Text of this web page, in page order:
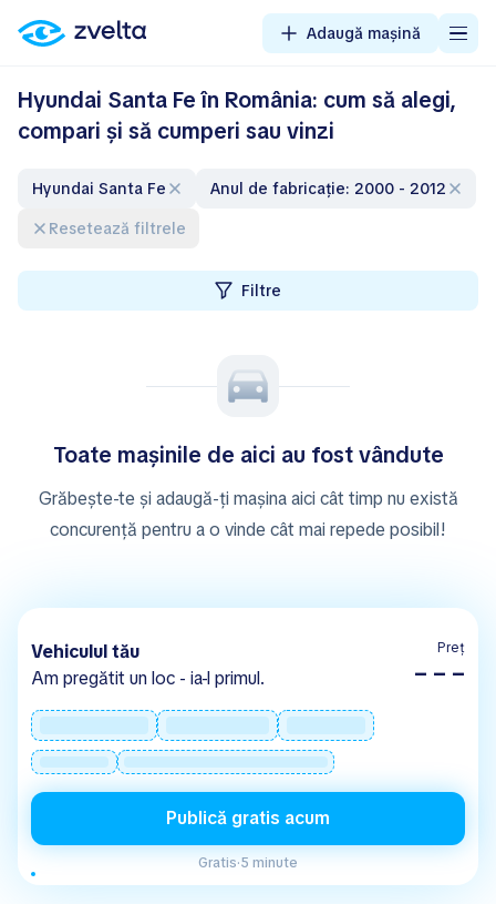
Adaugă mașină
Hyundai Santa Fe în România: cum să alegi,
compari și să cumperi sau vinzi
Hyundai Santa Fe
Anul de fabricație: 2000 - 2012
Resetează filtrele
Filtre
Toate mașinile de aici au fost vândute
Grăbește-te și adaugă-ți mașina aici cât timp nu există
concurență pentru a o vinde cât mai repede posibil!
Vehiculul tău
Am pregătit un loc - ia-l primul.
Preț
– – –
Publică gratis acum
Gratis·5 minute